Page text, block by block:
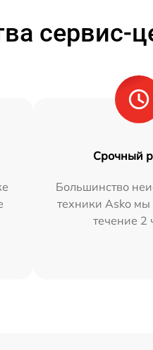
сервис-
Срочный
Большинство
техники Asko мы
течение 2